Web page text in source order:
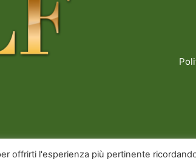
| Powered by Golfpeoplemag
offrirti l'esperienza più pertinente